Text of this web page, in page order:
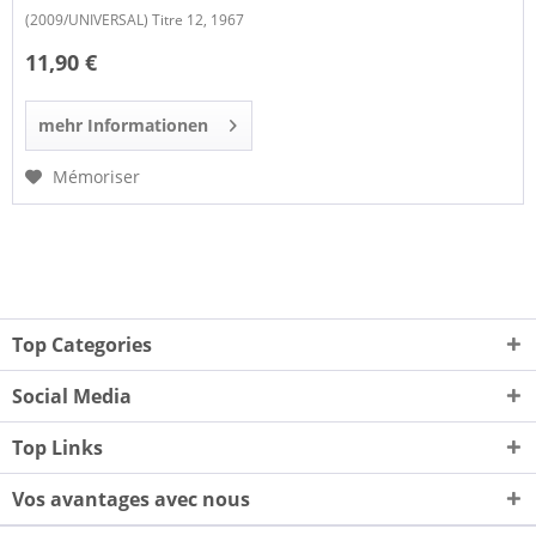
(2009/UNIVERSAL) Titre 12, 1967
11,90 €
mehr Informationen
Mémoriser
Top Categories
Social Media
Top Links
Vos avantages avec nous